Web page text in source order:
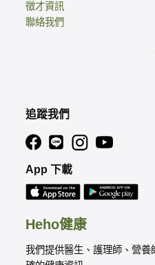
Heho健康
我們提供醫生、護理師、營
徵才資訊
聯絡我們
追蹤我們
App 下載